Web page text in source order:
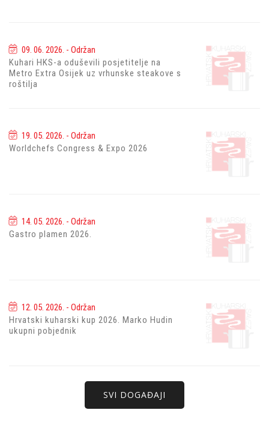
09. 06. 2026. - Održan
Kuhari HKS-a oduševili posjetitelje na
Metro Extra Osijek uz vrhunske steakove s
roštilja
19. 05. 2026. - Održan
Worldchefs Congress & Expo 2026
14. 05. 2026. - Održan
Gastro plamen 2026.
12. 05. 2026. - Održan
Hrvatski kuharski kup 2026. Marko Hudin
ukupni pobjednik
SVI DOGAĐAJI